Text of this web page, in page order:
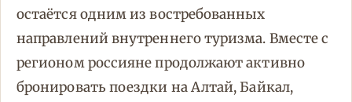
остаётся одним из востребованных
направлений внутреннего туризма. Вместе с
регионом россияне продолжают активно
бронировать поездки на Алтай, Байкал,